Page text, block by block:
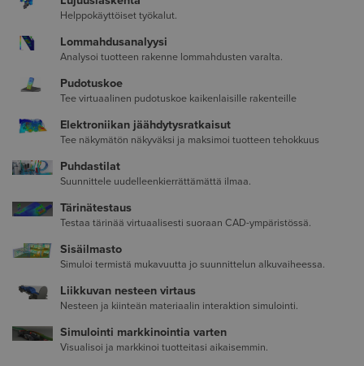
Helppokäyttöiset työkalut.
Lommahdusanalyysi
Analysoi tuotteen rakenne lommahdusten varalta.
Pudotuskoe
Tee virtuaalinen pudotuskoe kaikenlaisille rakenteille
Elektroniikan jäähdytysratkaisut
Tee näkymätön näkyväksi ja maksimoi tuotteen tehokkuus
Puhdastilat
Suunnittele uudelleenkierrättämättä ilmaa.
Tärinätestaus
Testaa tärinää virtuaalisesti suoraan CAD-ympäristössä.
Sisäilmasto
Simuloi termistä mukavuutta jo suunnittelun alkuvaiheessa.
Liikkuvan nesteen virtaus
Nesteen ja kiinteän materiaalin interaktion simulointi.
Simulointi markkinointia varten
Visualisoi ja markkinoi tuotteitasi aikaisemmin.